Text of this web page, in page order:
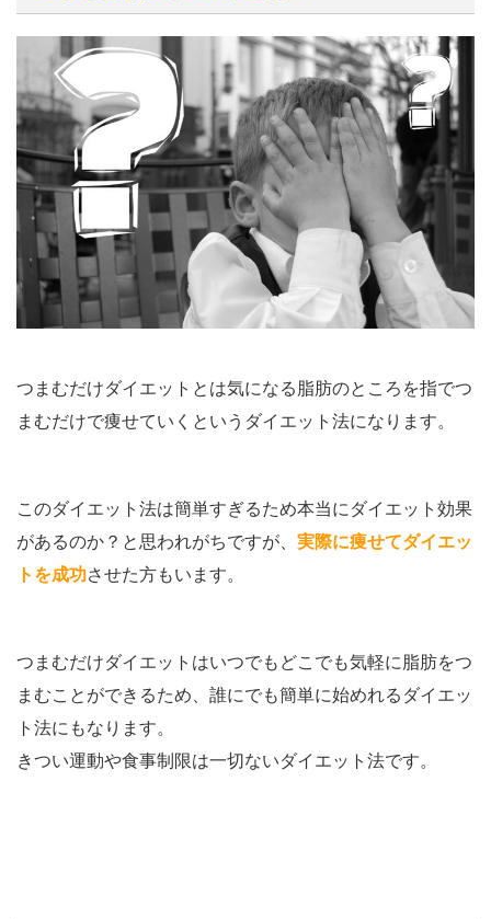
つまむだけダイエットとは気になる脂肪のところを指でつ
まむだけで痩せていくというダイエット法になります。
このダイエット法は簡単すぎるため本当にダイエット効果
があるのか？と思われがちですが、 実際に痩せてダイエッ
トを成功させた方もいます。
つまむだけダイエットはいつでもどこでも気軽に脂肪をつ
まむことができるため、誰にでも簡単に始めれるダイエッ
ト法にもなります。
きつい運動や食事制限は一切ないダイエット法です。